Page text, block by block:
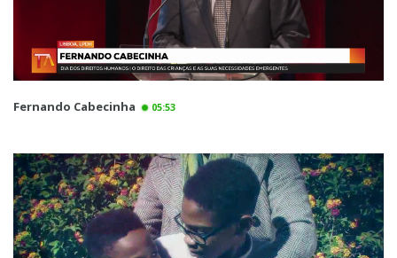
Fernando Cabecinha 05:53